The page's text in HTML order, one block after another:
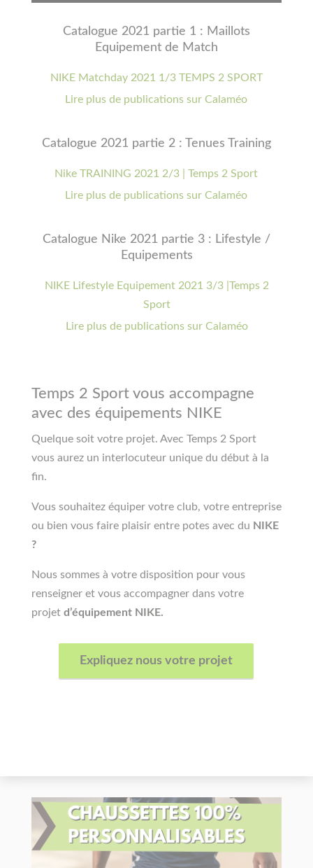
Catalogue 2021 partie 1 : Maillots
Equipement de Match
NIKE Matchday 2021 1/3 TEMPS 2 SPORT
Lire plus de publications sur Calaméo
Catalogue 2021 partie 2 : Tenues Training
Nike TRAINING 2021 2/3 | Temps 2 Sport
Lire plus de publications sur Calaméo
Catalogue Nike 2021 partie 3 : Lifestyle /
Equipements
NIKE Lifestyle Equipement 2021 3/3 |Temps 2
Sport
Lire plus de publications sur Calaméo
Temps 2 Sport vous accompagne
avec des équipements NIKE
Quelque soit votre projet. Avec Temps 2 Sport
vous aurez un interlocuteur unique du début à la
fin.
Vous souhaitez équiper votre club, votre entreprise
ou bien vous faire plaisir entre potes avec du NIKE
?
Nous sommes à votre disposition pour vous
renseigner et vous accompagner dans votre
projet d’équipement NIKE.
Expliquez nous votre projet